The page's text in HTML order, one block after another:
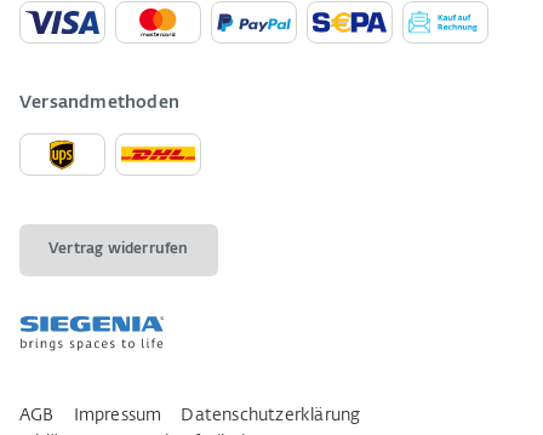
Versandmethoden
Vertrag widerrufen
AGB Impressum
Datenschutzerklärung